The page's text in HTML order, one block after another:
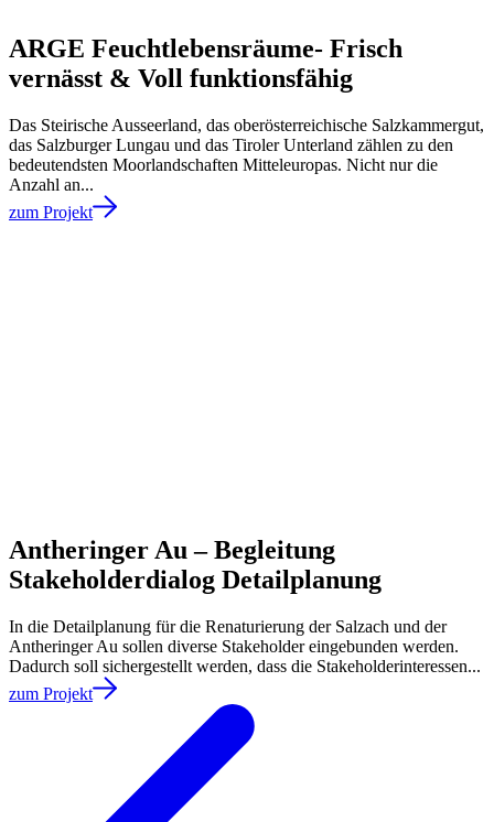
ARGE Feuchtlebensräume- Frisch
vernässt & Voll funktionsfähig
Das Steirische Ausseerland, das oberösterreichische Salzkammergut,
das Salzburger Lungau und das Tiroler Unterland zählen zu den
bedeutendsten Moorlandschaften Mitteleuropas. Nicht nur die
Anzahl an...
zum Projekt
Antheringer Au – Begleitung
Stakeholderdialog Detailplanung
In die Detailplanung für die Renaturierung der Salzach und der
Antheringer Au sollen diverse Stakeholder eingebunden werden.
Dadurch soll sichergestellt werden, dass die Stakeholderinteressen...
zum Projekt